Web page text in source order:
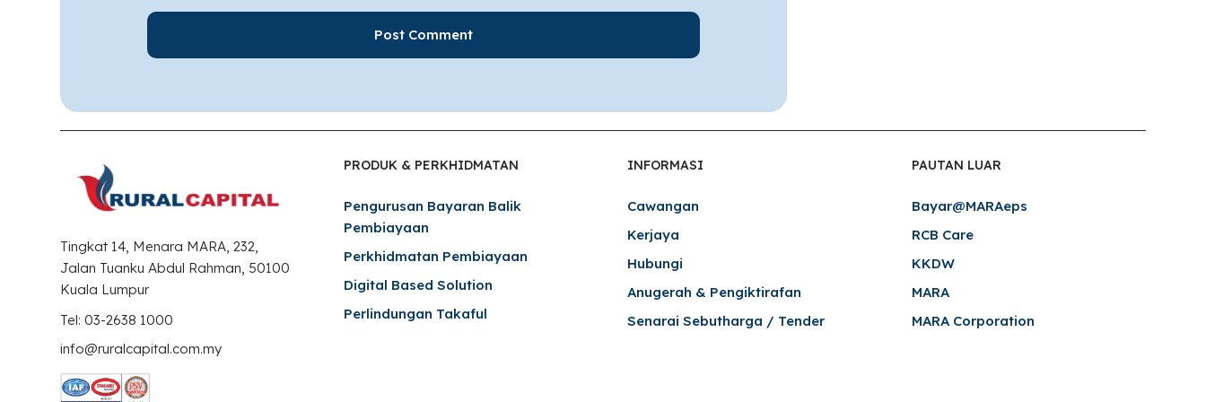
Tingkat 14, Menara MARA, 232,
Jalan Tuanku Abdul Rahman, 50100
Kuala Lumpur
Tel: 03-2638 1000
info@ruralcapital.com.my
PRODUK & PERKHIDMATAN
Pengurusan Bayaran Balik
Pembiayaan
Perkhidmatan Pembiayaan
Digital Based Solution
Perlindungan Takaful
INFORMASI
Cawangan
Kerjaya
Hubungi
Anugerah & Pengiktirafan
Senarai Sebutharga / Tender
PAUTAN LUAR
Bayar@MARAeps
RCB Care
KKDW
MARA
MARA Corporation